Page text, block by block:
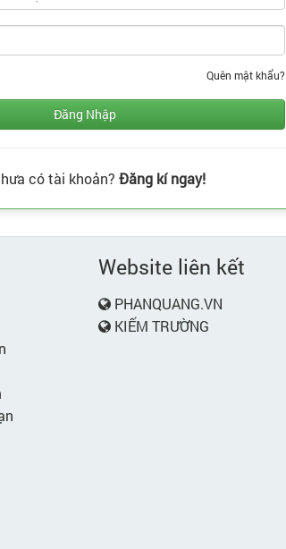
Quên mật khẩu?
Đăng Nhập
có tài khoản? Đăng kí ngay!
Website liên kết
PHANQUANG.VN
KIẾM TRƯỜNG